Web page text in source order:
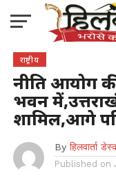
राष्ट्रीय
नीति आयोग
भवन
शामिल,आगे
By हिलवार्ता
Published on